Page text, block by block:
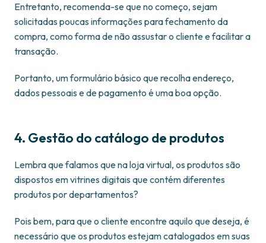
Entretanto, recomenda-se que no começo, sejam
solicitadas poucas informações para fechamento da
compra, como forma de não assustar o cliente e facilitar a
transação.
Portanto, um formulário básico que recolha endereço,
dados pessoais e de pagamento é uma boa opção.
4. Gestão do catálogo de produtos
Lembra que falamos que na loja virtual, os produtos são
dispostos em vitrines digitais que contém diferentes
produtos por departamentos?
Pois bem, para que o cliente encontre aquilo que deseja, é
necessário que os produtos estejam catalogados em suas